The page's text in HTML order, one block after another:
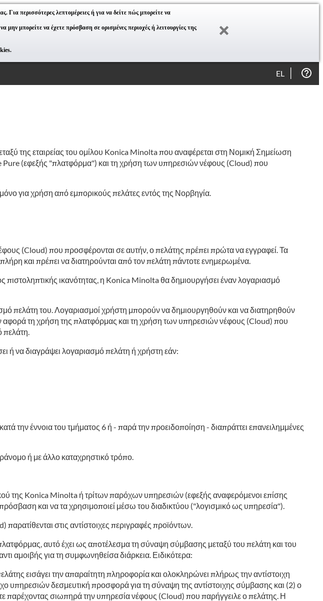
Για περισσότερες λεπτομέρειες ή για να δείτε πώς μπορείτε να
μπορείτε να έχετε πρόσβαση σε ορισμένες περιοχές ή λειτουργίες της
EL
της εταιρείας του ομίλου Konica Minolta που αναφέρεται στη Νομική Σημείωση
(εφεξής "πλατφόρμα") και τη χρήση των υπηρεσιών νέφους (Cloud) που
για χρήση από εμπορικούς πελάτες εντός της Νορβηγία.
(Cloud) που προσφέρονται σε αυτήν, ο πελάτης πρέπει πρώτα να εγγραφεί. Τα
και πρέπει να διατηρούνται από τον πελάτη πάντοτε ενημερωμένα.
ικανότητας, η Konica Minolta θα δημιουργήσει έναν λογαριασμό
πελάτη του. Λογαριασμοί χρήστη μπορούν να δημιουργηθούν και να διατηρηθούν
τη χρήση της πλατφόρμας και τη χρήση των υπηρεσιών νέφους (Cloud) που
πελάτη.
ή να διαγράψει λογαριασμό πελάτη ή χρήστη εάν:
την έννοια του τμήματος 6 ή - παρά την προειδοποίηση - διαπράττει επανειλημμένες
ή με άλλο καταχρηστικό τρόπο.
της Konica Minolta ή τρίτων παρόχων υπηρεσιών (εφεξής αναφερόμενοι επίσης
και να τα χρησιμοποιεί μέσω του διαδικτύου ("λογισμικό ως υπηρεσία").
στις αντίστοιχες περιγραφές προϊόντων.
αυτό έχει ως αποτέλεσμα τη σύναψη σύμβασης μεταξύ του πελάτη και του
αμοιβής για τη συμφωνηθείσα διάρκεια. Ειδικότερα:
εισάγει την απαραίτητη πληροφορία και ολοκληρώνει πλήρως την αντίστοιχη
υπηρεσιών δεσμευτική προσφορά για τη σύναψη της αντίστοιχης σύμβασης και (2) ο
παρέχοντας σιωπηρά την υπηρεσία νέφους (Cloud) που παρήγγειλε ο πελάτης. Η